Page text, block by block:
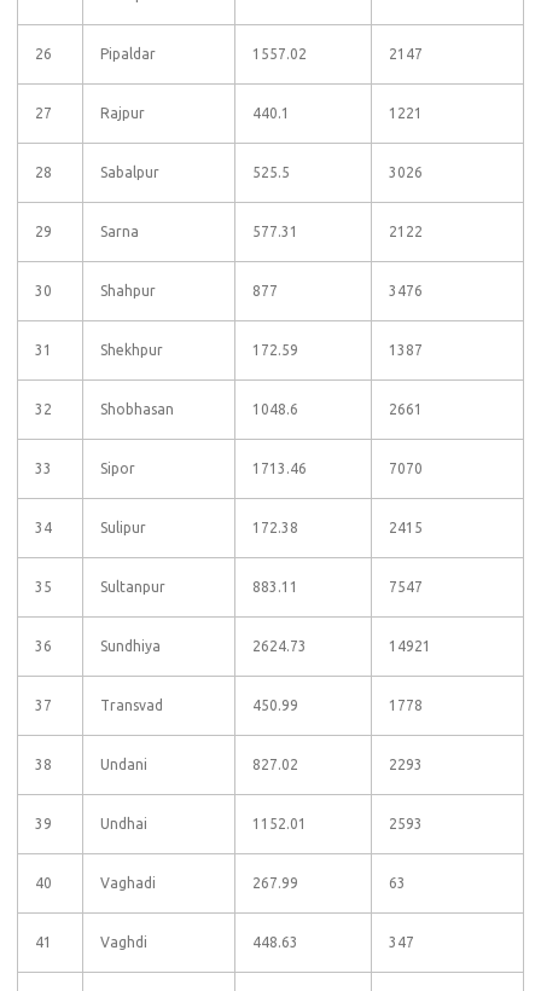
26 Pipaldar 1557.02 2147
27 Rajpur 440.1 1221
28 Sabalpur 525.5 3026
29 Sarna 577.31 2122
30 Shahpur 877 3476
31 Shekhpur 172.59 1387
32 Shobhasan 1048.6 2661
33 Sipor 1713.46 7070
34 Sulipur 172.38 2415
35 Sultanpur 883.11 7547
36 Sundhiya 2624.73 14921
37 Transvad 450.99 1778
38 Undani 827.02 2293
39 Undhai 1152.01 2593
40 Vaghadi 267.99 63
41 Vaghdi 448.63 347